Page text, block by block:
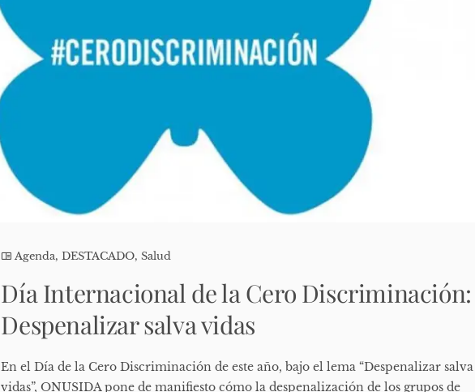
Agenda,DESTACADO,Salud
Día Internacional de la Cero Discriminación:
Despenalizar salva vidas
En el Día de la Cero Discriminación de este año, bajo el lema “Despenalizar salva
vidas”, ONUSIDA pone de manifiesto cómo la despenalización de los grupos de